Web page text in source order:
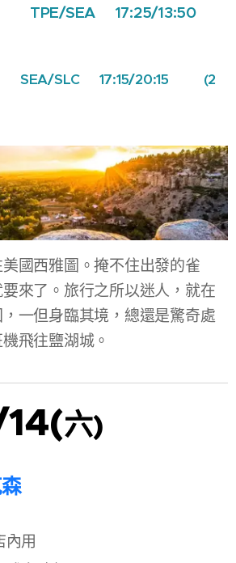
TPE/SEA 17:25/13:50
SEA/SLC 17:15/20:15 (2
國西雅圖。掩不住出發的雀
來了。旅行之所以迷人，就在
一但身臨其境，總還是驚奇處
飛往鹽湖城。
六)
內用